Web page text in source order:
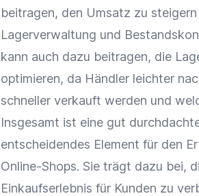
beitragen, den Umsatz zu
Lagerverwaltung und
kann auch dazu beitragen, die
optimieren, da Händler leichter
schneller verkauft werden und
Insgesamt ist eine gut
entscheidendes Element für den
Online-Shops. Sie trägt dazu bei,
Einkaufserlebnis für Kunden zu